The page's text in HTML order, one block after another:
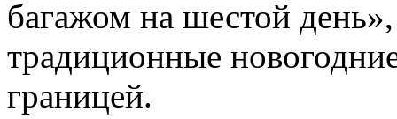
багажом на шестой
традиционные
границей.